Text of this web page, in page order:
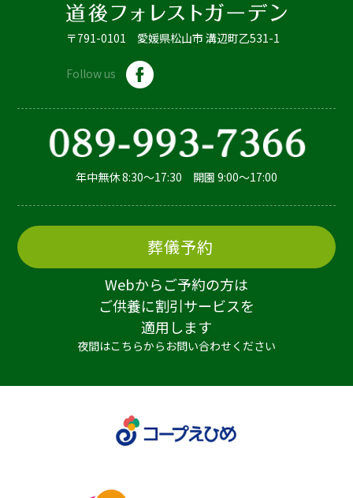
〒791-0101 愛媛県松山市 溝辺町乙531-1
Follow us
年中無休 8:30～17:30 開園 9:00～17:00
葬儀予約
Webからご予約の方は
ご供養に割引サービスを
適用します
夜間はこちらからお問い合わせください